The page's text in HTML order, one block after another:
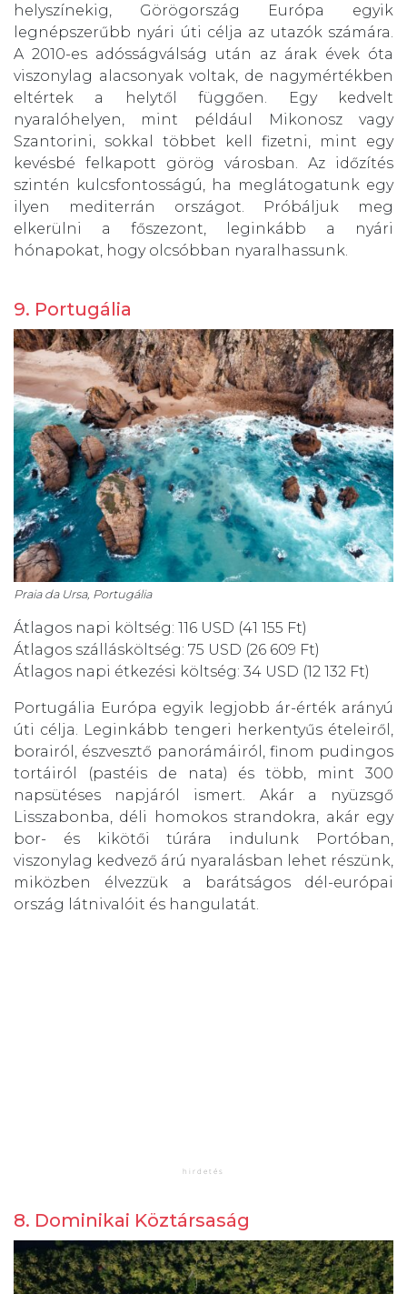
helyszínekig, Görögország Európa egyik
legnépszerűbb nyári úti célja az utazók számára.
A 2010-es adósságválság után az árak évek óta
viszonylag alacsonyak voltak, de nagymértékben
eltértek a helytől függően. Egy kedvelt
nyaralóhelyen, mint például Mikonosz vagy
Szantorini, sokkal többet kell fizetni, mint egy
kevésbé felkapott görög városban. Az időzítés
szintén kulcsfontosságú, ha meglátogatunk egy
ilyen mediterrán országot. Próbáljuk meg
elkerülni a főszezont, leginkább a nyári
hónapokat, hogy olcsóbban nyaralhassunk.
9. Portugália
Praia da Ursa, Portugália
Átlagos napi költség: 116 USD (41 155 Ft)
Átlagos szállásköltség: 75 USD (26 609 Ft)
Átlagos napi étkezési költség: 34 USD (12 132 Ft)
Portugália Európa egyik legjobb ár-érték arányú
úti célja. Leginkább tengeri herkentyűs ételeiről,
borairól, észvesztő panorámáiról, finom pudingos
tortáiról (pastéis de nata) és több, mint 300
napsütéses napjáról ismert. Akár a nyüzsgő
Lisszabonba, déli homokos strandokra, akár egy
bor- és kikötői túrára indulunk Portóban,
viszonylag kedvező árú nyaralásban lehet részünk,
miközben élvezzük a barátságos dél-európai
ország látnivalóit és hangulatát.
8. Dominikai Köztársaság